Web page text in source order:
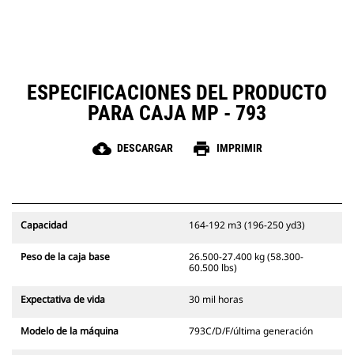
ESPECIFICACIONES DEL PRODUCTO
PARA CAJA MP - 793
cloud_download DESCARGAR print IMPRIMIR
Capacidad 164-192 m3 (196-250 yd3)
Peso de la caja base
26.500-27.400 kg (58.300-
60.500 lbs)
Expectativa de vida 30 mil horas
Modelo de la máquina 793C/D/F/última generación